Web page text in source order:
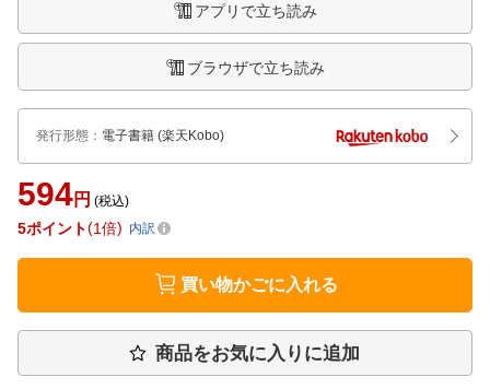
アプリで立ち読み
ブラウザで立ち読み
発行形態 ： 電子書籍 (楽天Kobo)
594円 (税込)
5ポイント 1倍 内訳
買い物かごに入れる
商品をお気に入りに追加